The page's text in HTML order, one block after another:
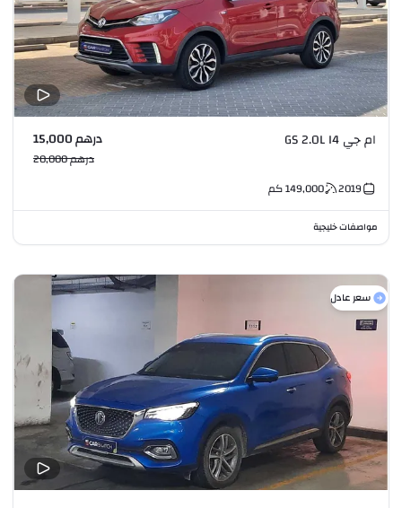
ام جي GS 2.0L I4 درهم 15,000
درهم 20,000
2019
149,000كم
مواصفات خليجية
سعر عادل